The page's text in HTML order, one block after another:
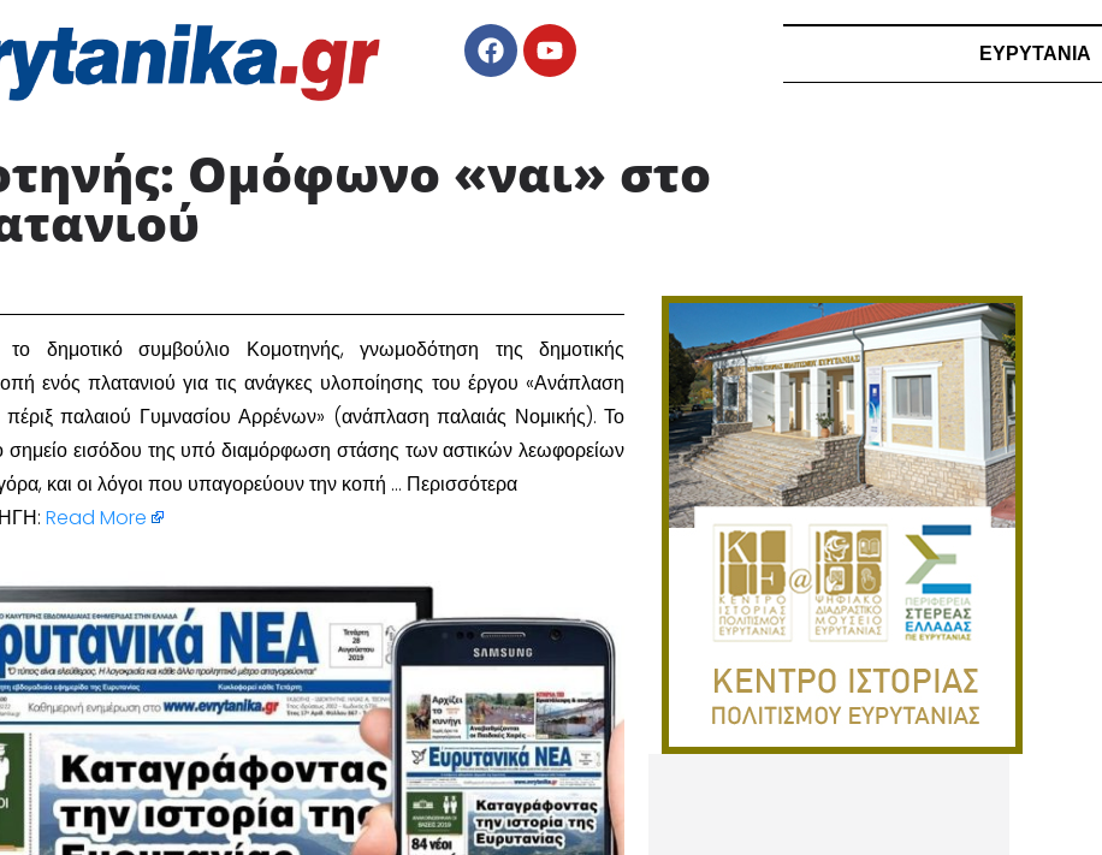
ΕΥΡΥΤΑΝΙΑ
Ομόφωνο «ναι» στο
δημοτικό συμβούλιο Κομοτηνής, γνωμοδότηση της δημοτικής
ενός πλατανιού για τις ανάγκες υλοποίησης του έργου «Ανάπλαση
πέριξ παλαιού Γυμνασίου Αρρένων» (ανάπλαση παλαιάς Νομικής). Το
σημείο εισόδου της υπό διαμόρφωση στάσης των αστικών λεωφορείων
και οι λόγοι που υπαγορεύουν την κοπή … Περισσότερα
Read More